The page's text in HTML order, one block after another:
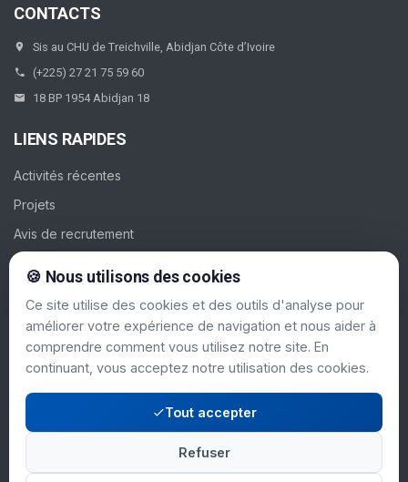
CONTACTS
Sis au CHU de Treichville, Abidjan Côte d’Ivoire
(+225) 27 21 75 59 60
18 BP 1954 Abidjan 18
LIENS RAPIDES
Activités récentes
Projets
Avis de recrutement
SUIVEZ-NOUS
© 2024 PAC-CI. Tous Mentions légales |
🍪 Nous utilisons des cookies
Ce site utilise des cookies et des outils d'analyse pour
améliorer votre expérience de navigation et nous aider à
comprendre comment vous utilisez notre site. En
continuant, vous acceptez notre utilisation des cookies.
Tout accepter
Refuser